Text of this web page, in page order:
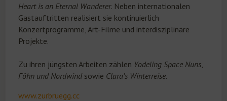
Heart is an Eternal Wanderer. Neben internationalen
Gastauftritten realisiert sie kontinuierlich
Konzertprogramme, Art-Filme und interdisziplinäre
Projekte.
Zu ihren jüngsten Arbeiten zählen Yodeling Space Nuns,
Föhn und Nordwind sowie Clara’s Winterreise.
www.zurbruegg.cc